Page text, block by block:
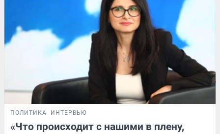
ПОЛИТИКА ИНТЕРВЬЮ
«Что происходит с нашими в плену,